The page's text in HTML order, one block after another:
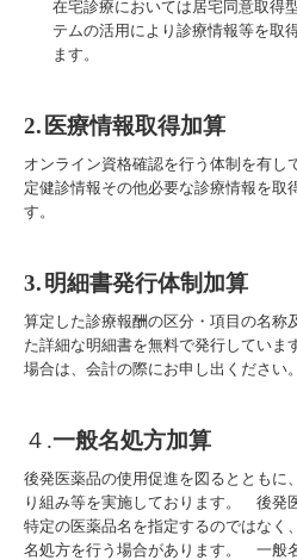
在宅診療においては居宅同意取得
テムの活用により診療情報等を取
ます。
2. 医療情報取得加算
オンライン資格確認を行う体制を有し
定健診情報その他必要な診療情報を取
す。
3.明細書発行体制加算
算定した診療報酬の区分・項目の名称
た詳細な明細書を無料で発行していま
場合は、会計の際にお申し出ください。
４ .一般名処方加算
後発医薬品の使用促進を図るとともに
り組み等を実施しております。 後発
特定の医薬品名を指定するのではなく
名処方を行う場合があります。 一般